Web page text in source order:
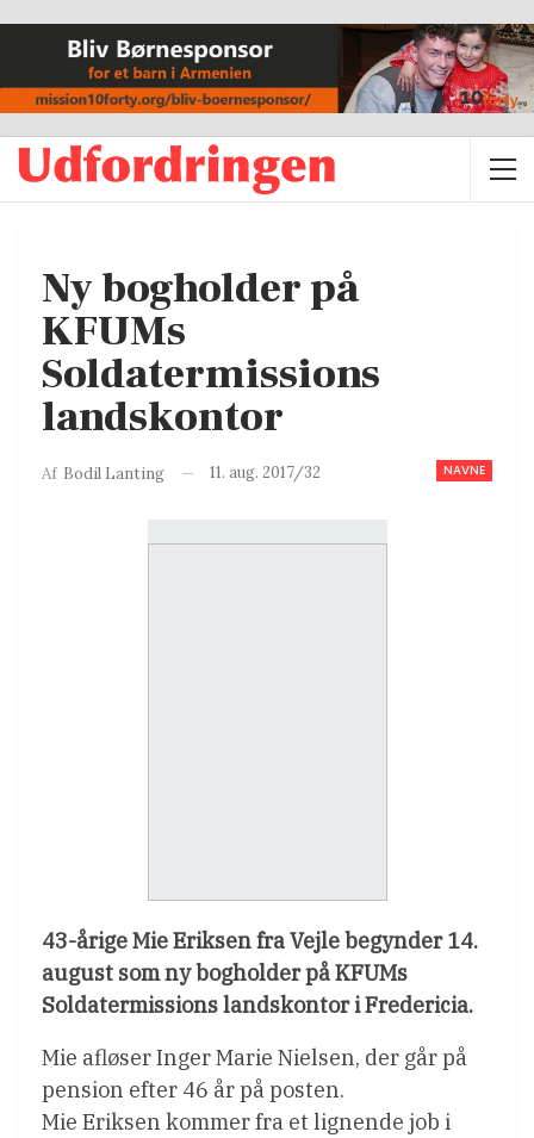
Ny bogholder på
KFUMs
Soldatermissions
landskontor
NAVNE
Af Bodil Lanting 11. aug. 2017/32
43-årige Mie Eriksen fra Vejle begynder 14.
august som ny bogholder på KFUMs
Soldatermissions landskontor i Fredericia.
Mie afløser Inger Marie Nielsen, der går på
pension efter 46 år på posten.
Mie Eriksen kommer fra et lignende job i